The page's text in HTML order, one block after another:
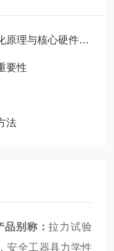
核心硬件架构解析
要性
法
品别称：拉力试验
安全工器具力学性